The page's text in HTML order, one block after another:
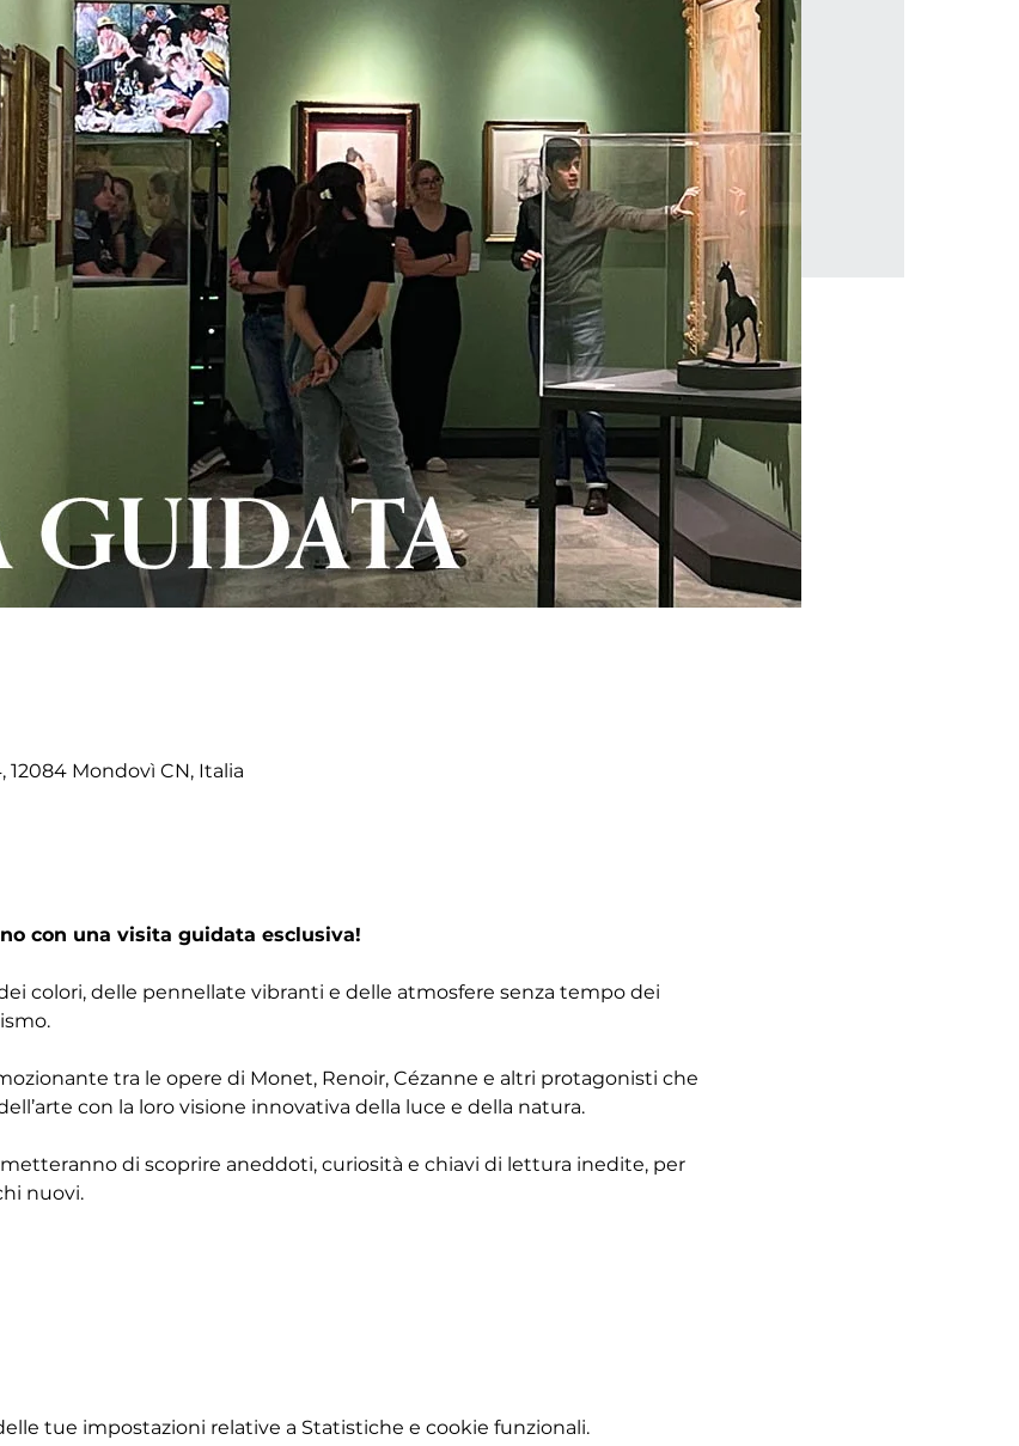
12084 Mondovì CN, Italia
con una visita guidata esclusiva!
colori, delle pennellate vibranti e delle atmosfere senza tempo dei
tra le opere di Monet, Renoir, Cézanne e altri protagonisti che
con la loro visione innovativa della luce e della natura.
di scoprire aneddoti, curiosità e chiavi di lettura inedite, per
nuovi.
tue impostazioni relative a Statistiche e cookie funzionali.